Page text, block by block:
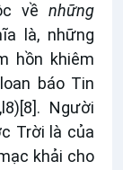
vềnhững
là, những
hồn khiêm
báo Tin
[8]. Người
Trời là của
khải cho